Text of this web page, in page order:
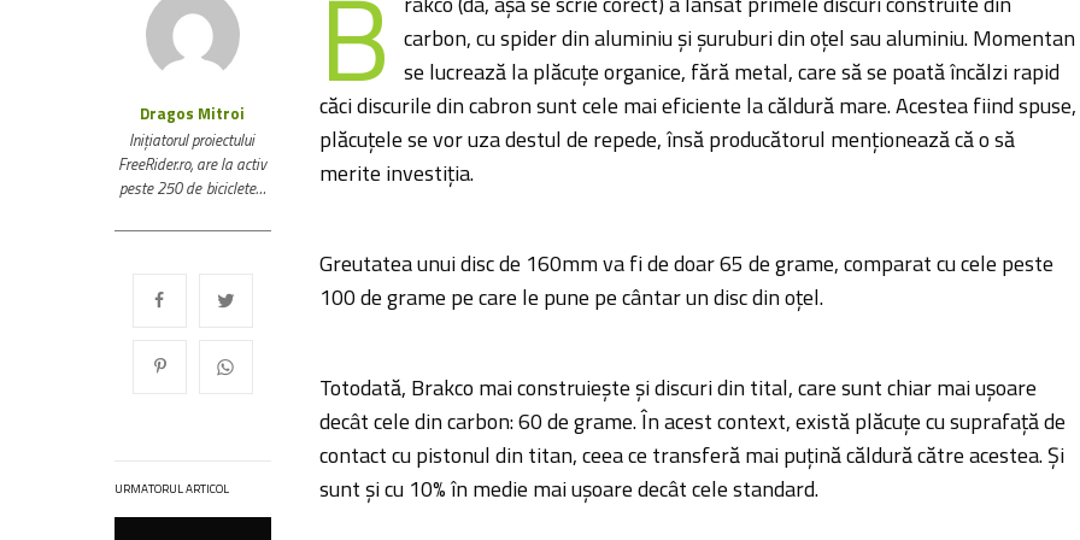
Dragos Mitroi
Inițiatorul proiectului
FreeRider.ro, are la activ
peste 250 de biciclete…
URMATORUL ARTICOL
B carbon, cu spider din aluminiu și șuruburi din oțel sau aluminiu. Momentan
se lucrează la plăcuțe organice, fără metal, care să se poată încălzi rapid
căci discurile din cabron sunt cele mai eficiente la căldură mare. Acestea fiind spuse,
plăcuțele se vor uza destul de repede, însă producătorul menționează că o să
merite investiția.
Greutatea unui disc de 160mm va fi de doar 65 de grame, comparat cu cele peste
100 de grame pe care le pune pe cântar un disc din oțel.
Totodată, Brakco mai construiește și discuri din tital, care sunt chiar mai ușoare
decât cele din carbon: 60 de grame. În acest context, există plăcuțe cu suprafață de
contact cu pistonul din titan, ceea ce transferă mai puțină căldură către acestea. Și
sunt și cu 10% în medie mai ușoare decât cele standard.